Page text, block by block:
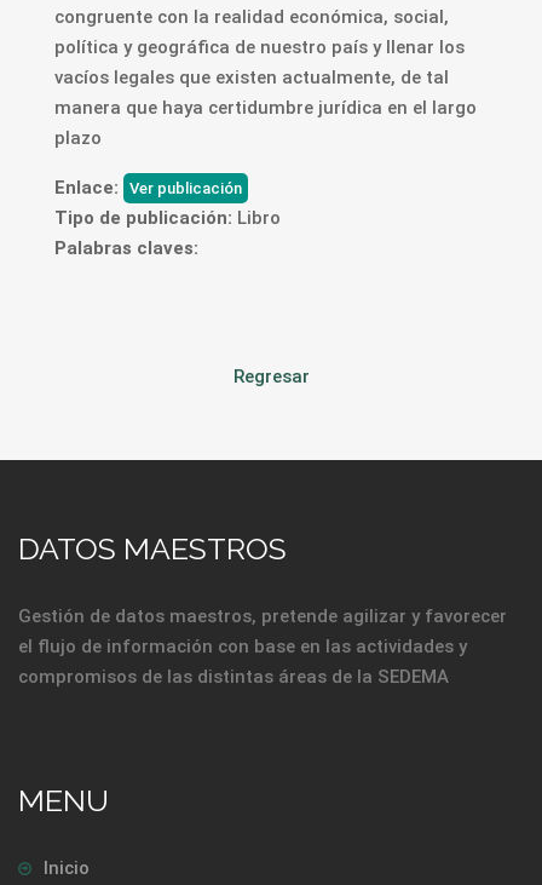
congruente con la realidad económica, social,
política y geográfica de nuestro país y llenar los
vacíos legales que existen actualmente, de tal
manera que haya certidumbre jurídica en el largo
plazo
Enlace: Ver publicación
Tipo de publicación: Libro
Palabras claves:
Regresar
DATOS MAESTROS
Gestión de datos maestros, pretende agilizar y favorecer
el flujo de información con base en las actividades y
compromisos de las distintas áreas de la SEDEMA
MENU
Inicio